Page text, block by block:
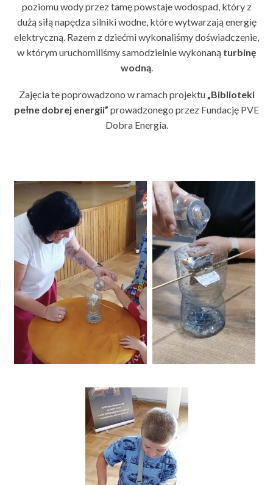
poziomu wody przez tamę powstaje wodospad, który z
dużą siłą napędza silniki wodne, które wytwarzają energię
elektryczną. Razem z dziećmi wykonaliśmy doświadczenie,
w którym uruchomiliśmy samodzielnie wykonaną turbinę
wodną.
Zajęcia te poprowadzono w ramach projektu„Biblioteki
pełne dobrej energii” prowadzonego przez Fundację PVE
Dobra Energia.